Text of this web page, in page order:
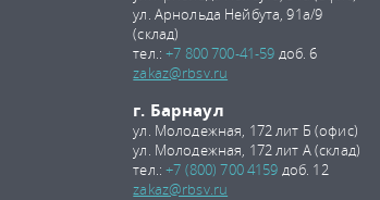
ул. Арнольда Нейбута, 91а/9
(склад)
тел.:+7 800 700-41-59 доб. 6
zakaz@rbsv.ru
г. Барнаул
ул. Молодежная, 172 лит Б (офис)
ул. Молодежная, 172 лит А (склад)
тел.:+7 (800) 700 4159 доб. 12
zakaz@rbsv.ru